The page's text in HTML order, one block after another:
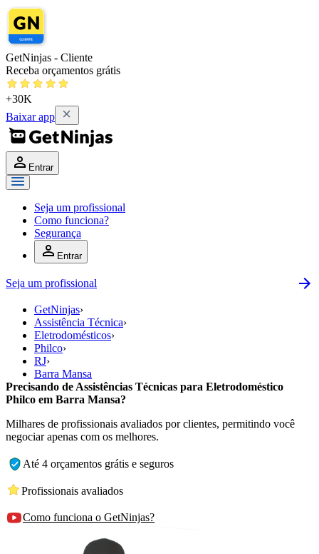
GetNinjas - Cliente
Receba orçamentos grátis
+30K
Baixar app
Entrar
Seja um profissional
Como funciona?
Segurança
Entrar
Seja um profissional
GetNinjas›
Assistência Técnica›
Eletrodomésticos›
Philco›
RJ›
Barra Mansa
Precisando de Assistências Técnicas para Eletrodoméstico
Philco em Barra Mansa?
Milhares de profissionais avaliados por clientes, permitindo você
negociar apenas com os melhores.
Até 4 orçamentos grátis e seguros
Profissionais avaliados
Como funciona o GetNinjas?